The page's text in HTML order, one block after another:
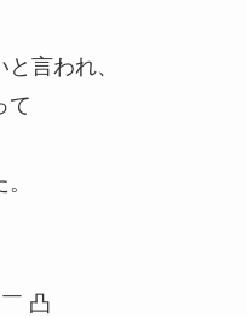
言われ、
て
凸